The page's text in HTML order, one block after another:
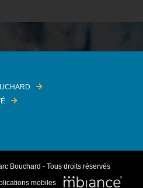
Bouchard - Tous droits réservés
mobiles